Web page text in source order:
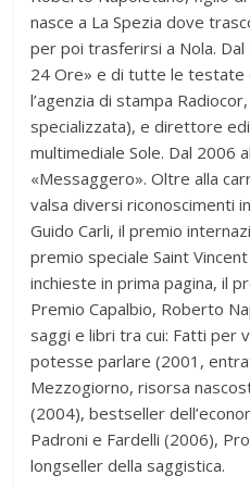
nasce a La Spezia dove
per poi trasferirsi a Nola.
24 Ore» e di tutte le testate
l’agenzia di stampa
specializzata), e direttore
multimediale Sole. Dal
«Messaggero». Oltre alla
valsa diversi riconoscimenti
Guido Carli, il premio
premio speciale Saint
inchieste in prima pagina, il
Premio Capalbio, Roberto
saggi e libri tra cui: Fatti per
potesse parlare (2001,
Mezzogiorno, risorsa
(2004), bestseller
Padroni e Fardelli (2006),
longseller della saggistica.